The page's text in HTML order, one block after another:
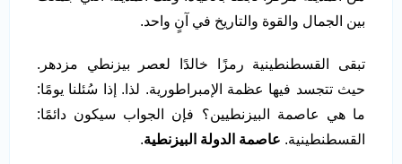
بين الجمال والقوة والتاريخ في آنٍ واحد.
تبقى القسطنطينية رمزًا خالدًا لعصر بيزنطي مزدهر.
حيث تتجسد فيها عظمة الإمبراطورية. لذا. إذا سُئلنا يومًا:
ما هي عاصمة البيزنطيين؟ فإن الجواب سيكون دائمًا:
القسطنطينية. عاصمة الدولة البيزنطية.